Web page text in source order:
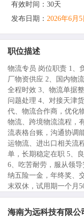
有效时间：30天
发布日期： 2026年6月5
职位描述
物流专员 岗位职责 1、
厂物资供应 2、国内物
全程时效 3、物流单据
问题处理 4、对接天津
代、物流合作商，优化
物流、跨境物流流程，
流表格台账，沟通协调
运物流、进出口相关流
单，长期稳定在职 5、
6、吃苦耐劳，服从领
纳五险一金，年终奖、
末双休，试用期一个月
海南为远科技有限公